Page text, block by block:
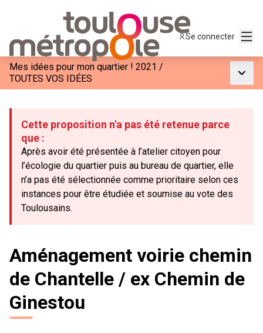
Se connecter
Mes idées pour mon quartier ! 2021 /
TOUTES VOS IDÉES
Cette proposition n'a pas été retenue parce
que :
Après avoir été présentée à l’atelier citoyen pour
l’écologie du quartier puis au bureau de quartier, elle
n’a pas été sélectionnée comme prioritaire selon ces
instances pour être étudiée et soumise au vote des
Toulousains.
Aménagement voirie chemin
de Chantelle / ex Chemin de
Ginestou